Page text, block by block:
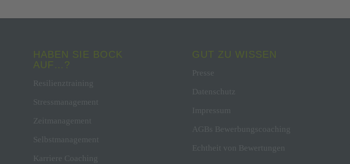
HABEN SIE BOCK
AUF…?
Resilienztraining
Stressmanagement
Zeitmanagement
Selbstmanagement
Karriere Coaching
GUT ZU WISSEN
Presse
Datenschutz
Impressum
AGBs Bewerbungscoaching
Echtheit von Bewertungen